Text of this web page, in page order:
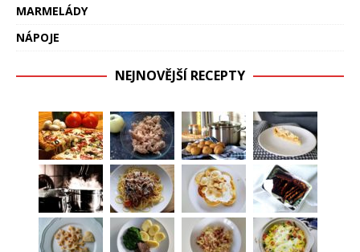
MARMELÁDY
NÁPOJE
NEJNOVĚJŠÍ RECEPTY